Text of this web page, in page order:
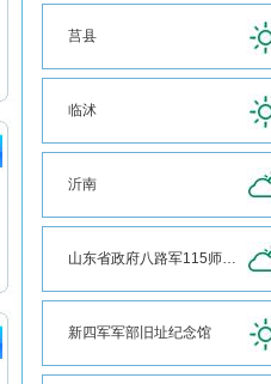
莒县
临沭
沂南
山东省政府八路军115师司令部旧址
新四军军部旧址纪念馆